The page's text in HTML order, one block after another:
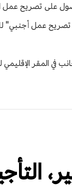
على تصريح عمل
أجنبي"
المقر الإقليمي